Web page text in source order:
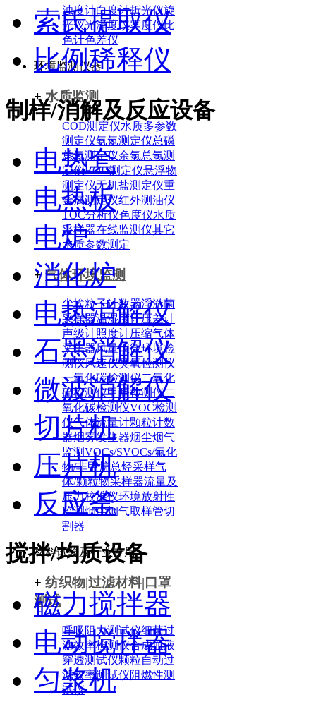
浊度计白度计折光仪旋
光仪光泽度仪雾度仪比
色计色差仪
环境监测仪器
+ 水质监测
COD测定仪水质多参数
测定仪氨氮测定仪总磷
总氮测定仪余氯总氯测
定仪BOD测定仪悬浮物
测定仪无机盐测定仪重
金属测定仪红外测油仪
TOC分析仪色度仪水质
采样器在线监测仪其它
水质参数测定
+气体环境监测
尘埃粒子计数器浮游菌
采样器温湿度计压差计
声级计照度计压缩气体
采集器风量仪微环境检
测仪风速仪臭氧检测仪
一氧化碳检测仪二氧化
硫检测仪甲醛检测仪二
氧化碳检测仪VOC检测
仪气体流量计颗粒计数
器烟雾发生器烟尘烟气
监测VOCs/SVOCs/氟化
物/非甲烷总烃采样气
体/颗粒物采样器流量及
压力校准仪环境放射性
监测烟尘烟气取样管切
割器
材料试验及行业专用
+ 纺织物|过滤材料|口罩
测试
呼吸阻力测试仪细菌过
滤效率检测仪合成血液
穿透测试仪颗粒自动过
滤效率测试仪阻燃性测
试仪
索氏提取仪
比例稀释仪
制样/消解及反应设备
电热套
电热板
电炉
消化炉
电热消解仪
石墨消解仪
微波消解仪
切片机
压片机
反应釜
搅拌/均质设备
磁力搅拌器
电动搅拌器
匀浆机